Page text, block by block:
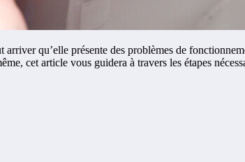
qu’elle présente des problèmes de
cet article vous guidera à travers les étapes